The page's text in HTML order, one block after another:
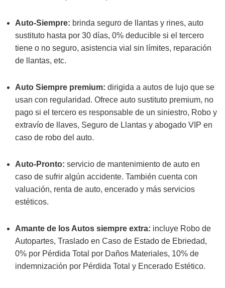
Auto-Siempre: brinda seguro de llantas y rines, auto
sustituto hasta por 30 días, 0% deducible si el tercero
tiene o no seguro, asistencia vial sin límites, reparación
de llantas, etc.
Auto Siempre premium: dirigida a autos de lujo que se
usan con regularidad. Ofrece auto sustituto premium, no
pago si el tercero es responsable de un siniestro, Robo y
extravío de llaves, Seguro de Llantas y abogado VIP en
caso de robo del auto.
Auto-Pronto: servicio de mantenimiento de auto en
caso de sufrir algún accidente. También cuenta con
valuación, renta de auto, encerado y más servicios
estéticos.
Amante de los Autos siempre extra: incluye Robo de
Autopartes, Traslado en Caso de Estado de Ebriedad,
0% por Pérdida Total por Daños Materiales, 10% de
indemnización por Pérdida Total y Encerado Estético.